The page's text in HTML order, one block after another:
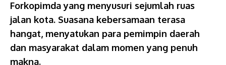
Forkopimda yang menyusuri sejumlah ruas
jalan kota. Suasana kebersamaan terasa
hangat, menyatukan para pemimpin daerah
dan masyarakat dalam momen yang penuh
makna.